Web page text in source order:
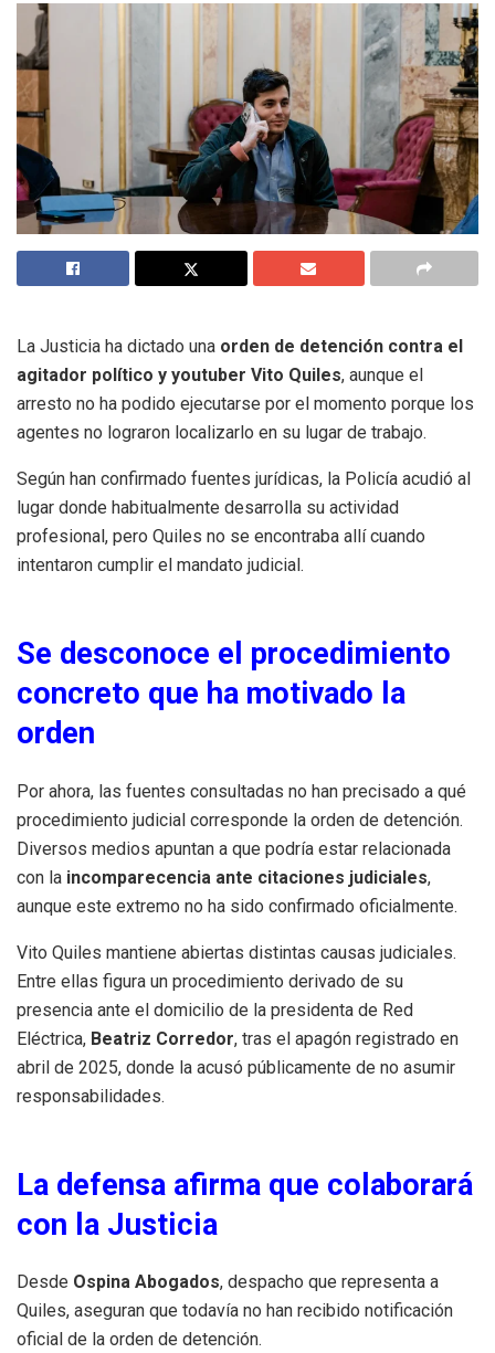
La Justicia ha dictado una orden de detención contra el
agitador político y youtuber Vito Quiles, aunque el
arresto no ha podido ejecutarse por el momento porque los
agentes no lograron localizarlo en su lugar de trabajo.
Según han confirmado fuentes jurídicas, la Policía acudió al
lugar donde habitualmente desarrolla su actividad
profesional, pero Quiles no se encontraba allí cuando
intentaron cumplir el mandato judicial.
Se desconoce el procedimiento
concreto que ha motivado la
orden
Por ahora, las fuentes consultadas no han precisado a qué
procedimiento judicial corresponde la orden de detención.
Diversos medios apuntan a que podría estar relacionada
con la incomparecencia ante citaciones judiciales,
aunque este extremo no ha sido confirmado oficialmente.
Vito Quiles mantiene abiertas distintas causas judiciales.
Entre ellas figura un procedimiento derivado de su
presencia ante el domicilio de la presidenta de Red
Eléctrica, Beatriz Corredor, tras el apagón registrado en
abril de 2025, donde la acusó públicamente de no asumir
responsabilidades.
La defensa afirma que colaborará
con la Justicia
Desde Ospina Abogados, despacho que representa a
Quiles, aseguran que todavía no han recibido notificación
oficial de la orden de detención.